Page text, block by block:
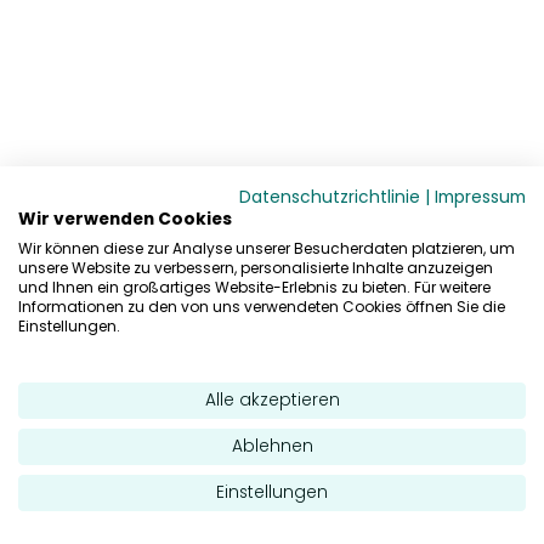
Datenschutzrichtlinie | Impressum
Wir verwenden Cookies
Wir können diese zur Analyse unserer Besucherdaten platzieren, um
unsere Website zu verbessern, personalisierte Inhalte anzuzeigen
und Ihnen ein großartiges Website-Erlebnis zu bieten. Für weitere
Informationen zu den von uns verwendeten Cookies öffnen Sie die
Einstellungen.
Alle akzeptieren
Ablehnen
Einstellungen